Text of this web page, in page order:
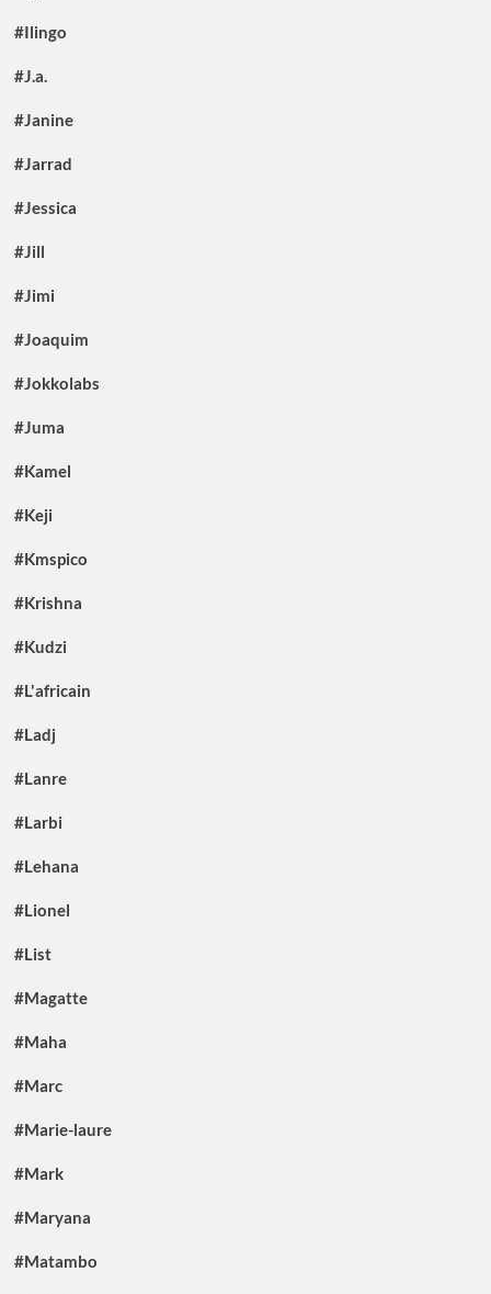
#Ilingo
#J.a.
#Janine
#Jarrad
#Jessica
#Jill
#Jimi
#Joaquim
#Jokkolabs
#Juma
#Kamel
#Keji
#Kmspico
#Krishna
#Kudzi
#L'africain
#Ladj
#Lanre
#Larbi
#Lehana
#Lionel
#List
#Magatte
#Maha
#Marc
#Marie-laure
#Mark
#Maryana
#Matambo